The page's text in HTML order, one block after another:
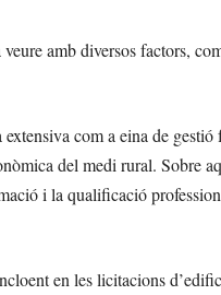
amb diversos factors,
com a eina de
del medi rural. Sobre
i la qualificació
en les licitacions